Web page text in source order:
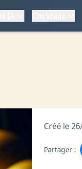
Créé le
Partager :